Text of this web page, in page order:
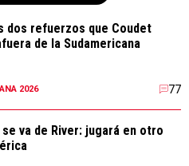
dos refuerzos que Coudet
de la Sudamericana
2026 77
se va de River: jugará en otro